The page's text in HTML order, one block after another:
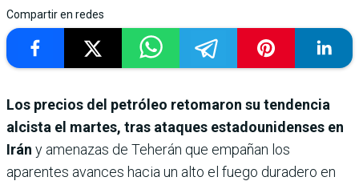
Compartir en redes
Los precios del petróleo retomaron su tendencia
alcista el martes, tras ataques estadounidenses en
Irán y amenazas de Teherán que empañan los
aparentes avances hacia un alto el fuego duradero en